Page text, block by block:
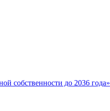
собственности до 2036 года»